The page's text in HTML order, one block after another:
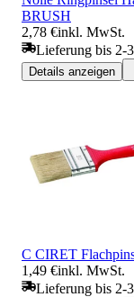
BRUSH
2,78 €inkl. MwSt.
Lieferung bis 2-
Details anzeigen
C CIRET
1,49 €inkl. MwSt.
Lieferung bis 2-